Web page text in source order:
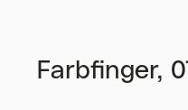
Farbfinger,